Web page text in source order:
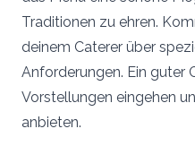
Traditionen zu ehren.
deinem Caterer über
Anforderungen. Ein guter
Vorstellungen eingehen
anbieten.